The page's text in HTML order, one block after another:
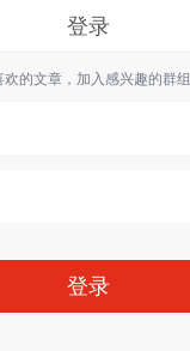
登录
的文章，加入感兴趣的群组
登录